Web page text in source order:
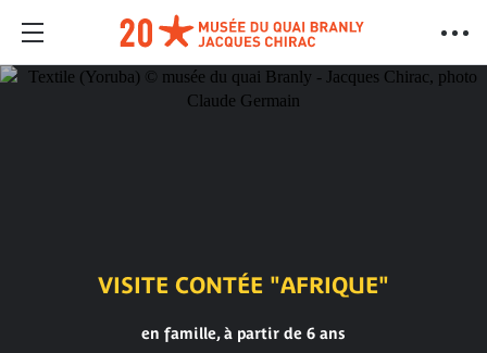
VISITE CONTÉE "AFRIQUE"
en famille, à partir de 6 ans